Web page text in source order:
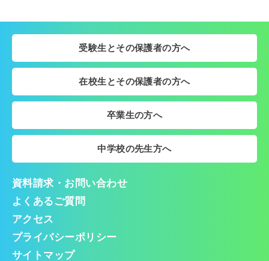
受験生とその保護者の方へ
在校生とその保護者の方へ
卒業生の方へ
中学校の先生方へ
資料請求・お問い合わせ
よくあるご質問
アクセス
プライバシーポリシー
サイトマップ